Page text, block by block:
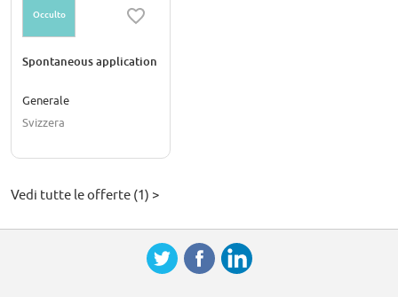
Occulto
Spontaneous application
Generale
Svizzera
Vedi tutte le offerte (1) >